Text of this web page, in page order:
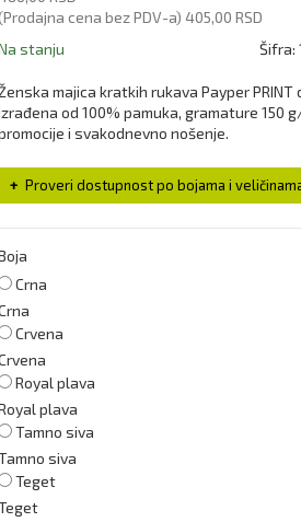
cena bez PDV-a) 405,00 RSD
stanju
Šifra:
majica kratkih rukava Payper
od 100% pamuka, gramature 150
i svakodnevno nošenje.
Proveri dostupnost po bojama i
Crna
Crvena
Royal plava
plava
Tamno siva
siva
Teget